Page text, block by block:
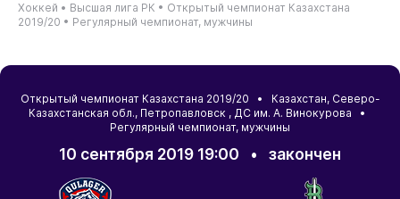
Хоккей • Высшая лига РК • Открытый чемпионат Казахстана
2019/20 • Регулярный чемпионат, мужчины
Открытый чемпионат Казахстана 2019/20 • Казахстан, Северо-
Казахстанская обл., Петропавловск , ДС им. А. Винокурова •
Регулярный чемпионат, мужчины
10 сентября 2019 19:00 • закончен